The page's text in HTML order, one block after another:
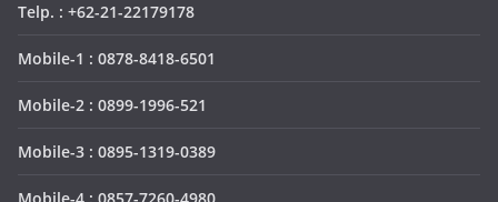
Telp. : +62-21-22179178
Mobile-1 : 0878-8418-6501
Mobile-2 : 0899-1996-521
Mobile-3 : 0895-1319-0389